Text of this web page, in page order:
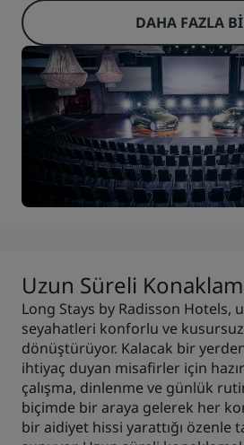
DAHA FAZLA
Uzun Süreli
Long Stays by Radisson Hotels,
seyahatleri konforlu ve
dönüştürüyor. Kalacak bir
ihtiyaç duyan misafirler için
çalışma, dinlenme ve günlük
biçimde bir araya gelerek her
bir aidiyet hissi yarattığı özenle